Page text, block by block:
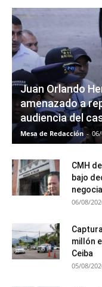
Juan Orlando
amenazado a
audiencia del
Mesa de Redacción -
CMH
bajo
06/08/
millón
Ceiba
05/08/